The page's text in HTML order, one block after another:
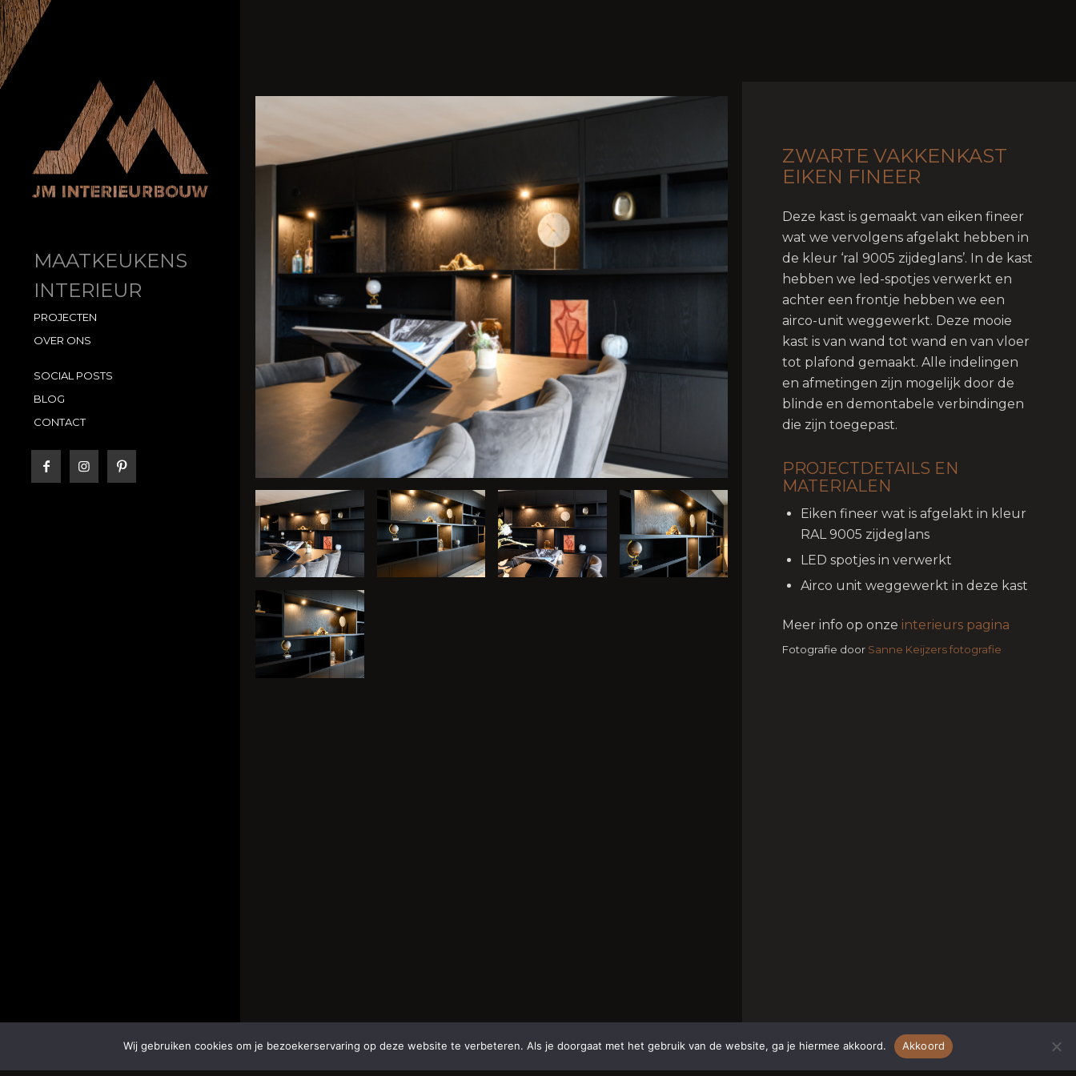
MAATKEUKENS
INTERIEUR
PROJECTEN
OVER ONS
SOCIAL POSTS
BLOG
CONTACT
ZWARTE VAKKENKAST
EIKEN FINEER
Deze kast is gemaakt van eiken fineer
wat we vervolgens afgelakt hebben in
de kleur ‘ral 9005 zijdeglans’. In de kast
hebben we led-spotjes verwerkt en
achter een frontje hebben we een
airco-unit weggewerkt. Deze mooie
kast is van wand tot wand en van vloer
tot plafond gemaakt. Alle indelingen
en afmetingen zijn mogelijk door de
blinde en demontabele verbindingen
die zijn toegepast.
PROJECTDETAILS EN
MATERIALEN
Eiken fineer wat is afgelakt in kleur
RAL 9005 zijdeglans
LED spotjes in verwerkt
Airco unit weggewerkt in deze kast
Meer info op onze interieurs pagina
Fotografie door Sanne Keijzers fotografie
Wij gebruiken cookies om je bezoekerservaring op deze website te verbeteren. Als je doorgaat met het gebruik van de website, ga je hiermee akkoord. Akkoord